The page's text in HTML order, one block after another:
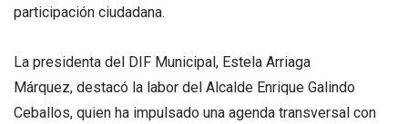
participación ciudadana.
La presidenta del DIF Municipal, Estela Arriaga
Márquez, destacó la labor del Alcalde Enrique Galindo
Ceballos, quien ha impulsado una agenda transversal con